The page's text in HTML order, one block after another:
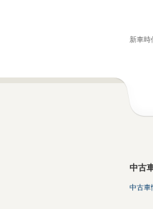
新車時
中古
中古車